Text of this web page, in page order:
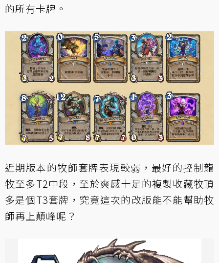
的所有卡牌。
近期版本的牧師套牌表現較弱，最好的控制龍
牧至多T2中段，至於爽感十足的複製收藏牧頂
多是個T3套牌，究竟這次的改版能不能幫助牧
師再上顛峰呢？